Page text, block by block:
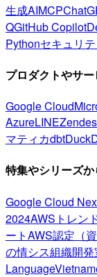
生成AIMCP
QGitHub Copilot
Pythonセキュリテ
プロダクトやサ
Google Cloud
AzureLINE
マティカdbt
特集やシリーズ
Google Cloud
2024AWSトレン
ートAWS認定（資
の情シス組織開
Language